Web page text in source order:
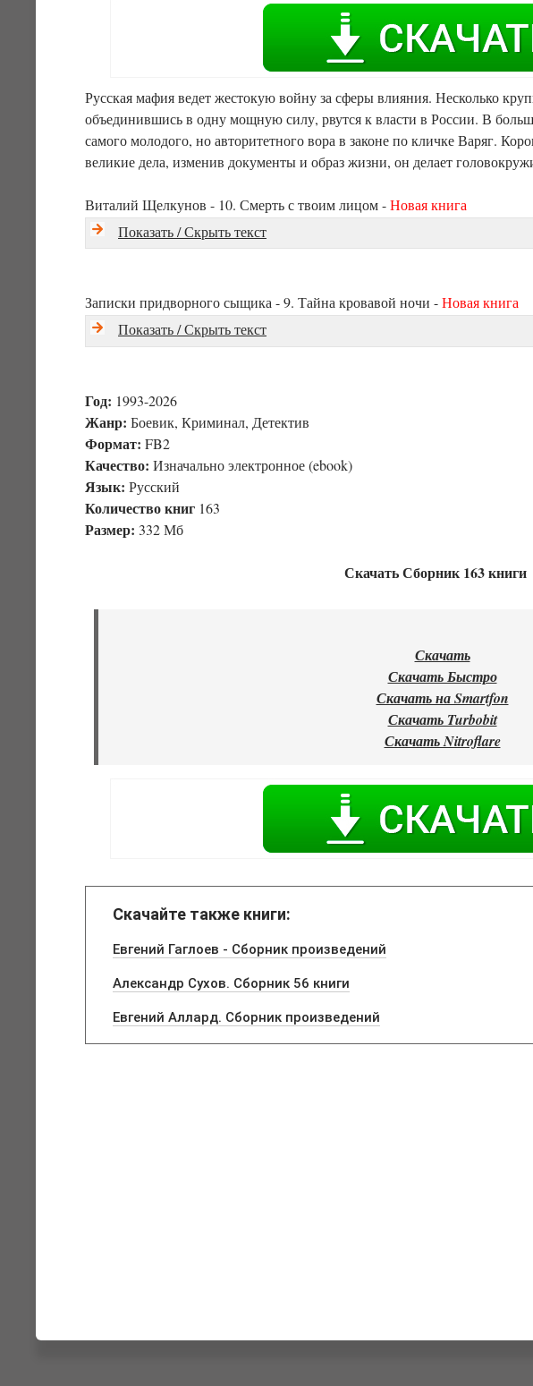
Русская мафия ведет жестокую войну за сферы влияния. Несколько
объединившись в одну мощную силу, рвутся к власти в России. В
самого молодого, но авторитетного вора в законе по кличке Варяг.
великие дела, изменив документы и образ жизни, он делает
Виталий Щелкунов - 10. Смерть с твоим лицом -Новая книга
Показать / Скрыть текст
Записки придворного сыщика - 9. Тайна кровавой ночи -Новая книга
Показать / Скрыть текст
Год: 1993-2026
Жанр: Боевик, Криминал, Детектив
Формат: FB2
Качество: Изначально электронное (ebook)
Язык: Русский
Количество книг 163
Размер: 332 Мб
Скачать Сборник 163 книги
Скачать
Скачать Быстро
Скачать на Smartfon
Скачать Turbobit
Скачать Nitroflare
Скачайте также книги:
Евгений Гаглоев - Сборник произведений
Александр Сухов. Сборник 56 книги
Евгений Аллард. Сборник произведений